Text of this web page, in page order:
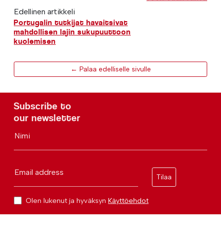
Edellinen artikkeli
Portugalin tutkijat havaitsivat
mahdollisen lajin sukupuuttoon
kuolemisen
← Palaa edelliselle sivulle
Subscribe to
our newsletter
Nimi
Email address
Tilaa
Olen lukenut ja hyväksyn Käyttöehdot